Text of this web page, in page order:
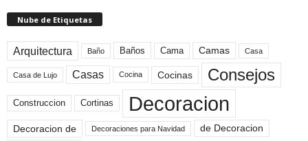
Nube de Etiquetas
Arquitectura Baño Baños Cama Camas Casa
Casa de Lujo Casas Cocina Cocinas Consejos
Construccion Cortinas Decoracion
Decoracion de Decoraciones para Navidad de Decoracion